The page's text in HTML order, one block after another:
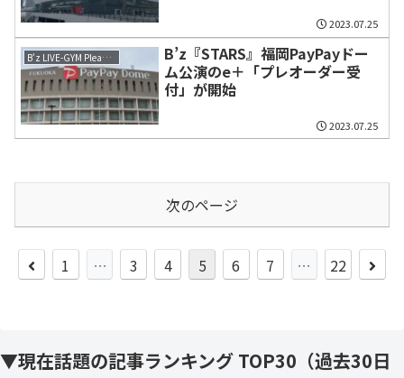
2023.07.25
B'z LIVE-GYM Pleasure 2023 -STARS-
B’z『STARS』福岡PayPayドー
ム公演のe＋「プレオーダー受
付」が開始
2023.07.25
次のページ
前
1 … 3 4 5 6 7 … 22
次
▼現在話題の記事ランキング TOP30（過去30日